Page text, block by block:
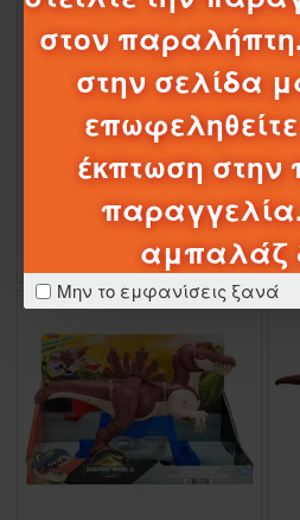
στον
στην σελίδα
έκπτωση στην
αμπαλάζ
Μην το εμφανίσεις ξανά
1-082393 JGB58
JURASSIC WORLD REBIRTH - ΚΑΚΟΣ
ΜΕ ΛΕΙΤΟΥΡΓΙΑ ΕΠΙΘΕΣΗΣ ΚΑΙ ΗΧΟΥΣ
64,95€